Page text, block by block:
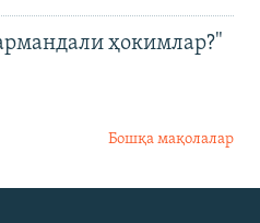
ҳокимлар?"
Бошқа мақолалар